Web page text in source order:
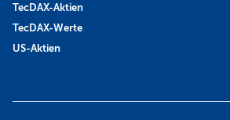
TecDAX-Aktien
TecDAX-Werte
US-Aktien